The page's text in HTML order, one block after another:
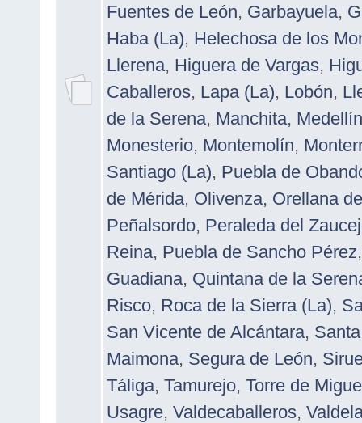
Fuentes de León, Garbayuela,
Haba (La), Helechosa de los
Llerena, Higuera de Vargas,
Caballeros, Lapa (La), Lobón,
de la Serena, Manchita, Medellín
Monesterio, Montemolín,
Santiago (La), Puebla de
de Mérida, Olivenza, Orellana
Peñalsordo, Peraleda del
Reina, Puebla de Sancho Pérez
Guadiana, Quintana de la
Risco, Roca de la Sierra (La),
San Vicente de Alcántara,
Maimona, Segura de León,
Táliga, Tamurejo, Torre de
Usagre, Valdecaballeros,